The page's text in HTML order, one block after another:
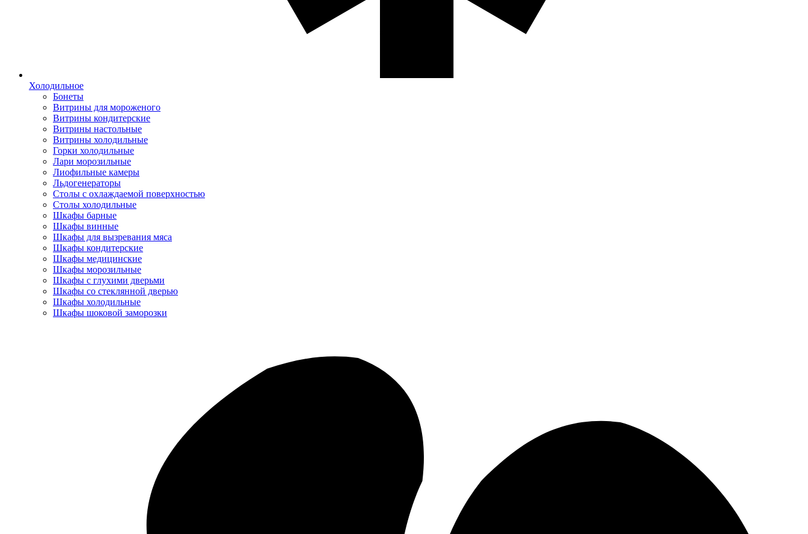
Холодильное
Бонеты
Витрины для мороженого
Витрины кондитерские
Витрины настольные
Витрины холодильные
Горки холодильные
Лари морозильные
Лиофильные камеры
Льдогенераторы
Столы с охлаждаемой поверхностью
Столы холодильные
Шкафы барные
Шкафы винные
Шкафы для вызревания мяса
Шкафы кондитерские
Шкафы медицинские
Шкафы морозильные
Шкафы с глухими дверьми
Шкафы со стеклянной дверью
Шкафы холодильные
Шкафы шоковой заморозки